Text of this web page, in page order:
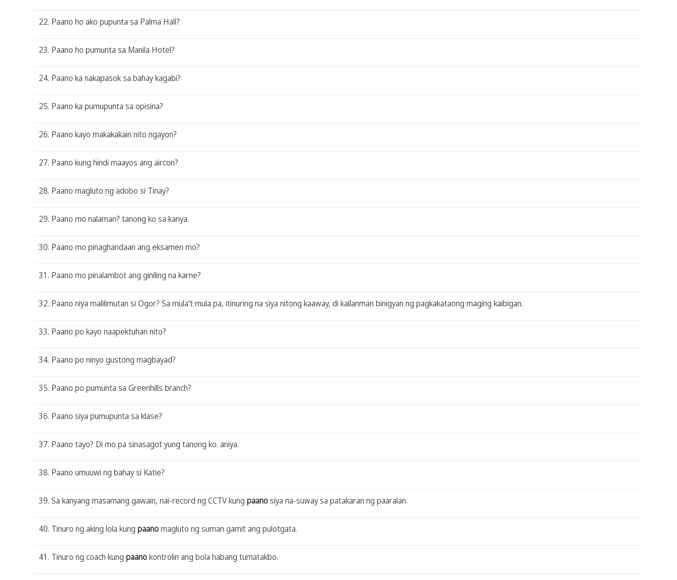
22. Paano ho ako pupunta sa Palma Hall?
23. Paano ho pumunta sa Manila Hotel?
24. Paano ka nakapasok sa bahay kagabi?
25. Paano ka pumupunta sa opisina?
26. Paano kayo makakakain nito ngayon?
27. Paano kung hindi maayos ang aircon?
28. Paano magluto ng adobo si Tinay?
29. Paano mo nalaman? tanong ko sa kanya.
30. Paano mo pinaghandaan ang eksamen mo?
31. Paano mo pinalambot ang giniling na karne?
32. Paano niya malilimutan si Ogor? Sa mula't mula pa, itinuring na siya nitong kaaway, di kailanman binigyan ng pagkakataong maging kaibigan.
33. Paano po kayo naapektuhan nito?
34. Paano po ninyo gustong magbayad?
35. Paano po pumunta sa Greenhills branch?
36. Paano siya pumupunta sa klase?
37. Paano tayo? Di mo pa sinasagot yung tanong ko. aniya.
38. Paano umuuwi ng bahay si Katie?
39. Sa kanyang masamang gawain, nai-record ng CCTV kung paanosiya na-suway sa patakaran ng paaralan.
40. Tinuro ng aking lola kung paanomagluto ng suman gamit ang pulotgata.
41. Tinuro ng coach kung paanokontrolin ang bola habang tumatakbo.